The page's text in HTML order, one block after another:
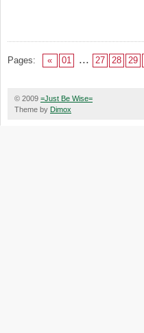
Pages: « 01 ... 27 28 29
© 2009 =Just Be Wise=
Theme by Dimox